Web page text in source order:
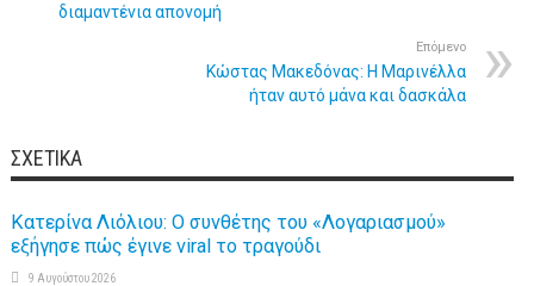
διαμαντένια απονομή
Επόμενο
Κώστας Μακεδόνας: Η Μαρινέλλα
ήταν αυτό μάνα και δασκάλα
ΣΧΕΤΙΚΆ
Κατερίνα Λιόλιου: Ο συνθέτης του «Λογαριασμού»
εξήγησε πώς έγινε viral το τραγούδι
9 Αυγούστου 2026